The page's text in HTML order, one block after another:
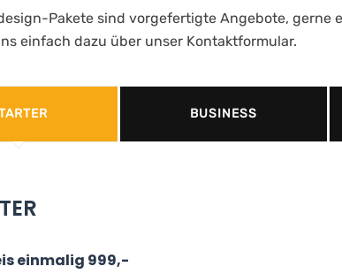
Pakete sind vorgefertigte Angebote,
einfach dazu über unser Kontaktformular.
BUSINESS
einmalig 999,-